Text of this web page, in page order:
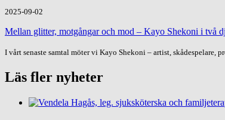
2025-09-02
Mellan glitter, motgångar och mod – Kayo Shekoni i två
I vårt senaste samtal möter vi Kayo Shekoni – artist, skådespelare,
Läs fler nyheter